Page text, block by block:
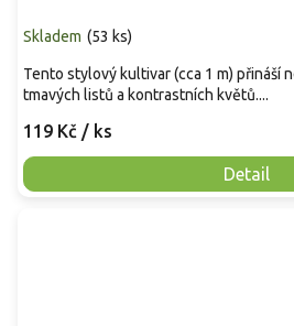
Skladem (53 ks)
119 Kč / ks
Detail
Tento stylový kultivar (cca 1 m) přináší
tmavých listů a kontrastních květů....